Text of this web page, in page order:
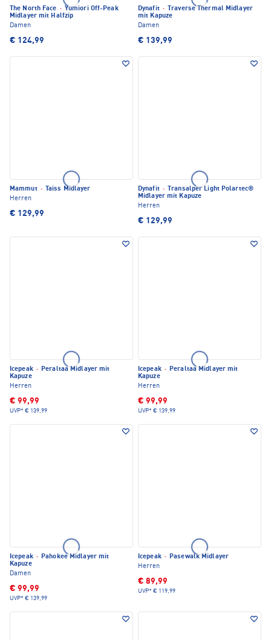
The North Face · Yumiori Off-Peak
Midlayer mit Halfzip
Damen
€ 124,99
Dynafit ·
Traverse Thermal Midlayer
mit Kapuze
Damen
€ 139,99
Mammut ·
Taiss Midlayer
Herren
€ 129,99
Dynafit ·
Transalper Light Polartec®
Midlayer mit Kapuze
Herren
€ 129,99
Icepeak · Peraltaa Midlayer mit
Kapuze
Herren
€ 99,99
UVP* € 139,99
Icepeak · Peraltaa Midlayer mit
Kapuze
Herren
€ 99,99
UVP* € 139,99
Icepeak · Pahokee Midlayer mit
Kapuze
Damen
€ 99,99
UVP* € 139,99
Icepeak · Pasewalk Midlayer
Herren
€ 89,99
UVP* € 119,99